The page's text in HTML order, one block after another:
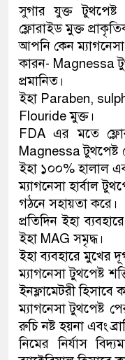
সুগার যুক্ত টুথপেষ্ট
ফ্লোরাইড মুক্ত
আপনি কেন
কারন- Magnessa
প্রমানিত।
ইহা Paraben,
Flouride মুক্ত।
FDA এর মতে
Magnessa টুথপেষ্ট
ইহা ১০০% হালাল
ম্যাগনেসা হার্বাল
গঠনে সহায়তা করে।
প্রতিদিন ইহা
ইহা MAG সমৃদ্ধ।
ইহা ব্যবহারে মুখের
ম্যাগনেসা টুথপেষ্ট
ইনফ্লামেটরী হিসাবে
ম্যাগনেসা টুথপেষ্ট
রুচি নষ্ট হয়না এবং
নিমের নির্যাস